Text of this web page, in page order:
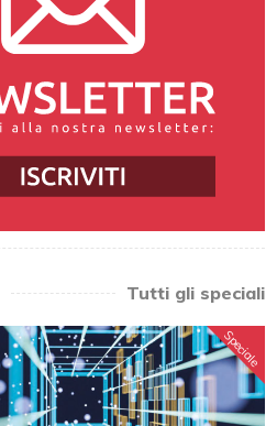
Tutti gli speciali
Speciale